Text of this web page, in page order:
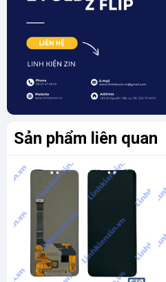
màn hình zin VIVO Y12s
Sản phẩm liên quan